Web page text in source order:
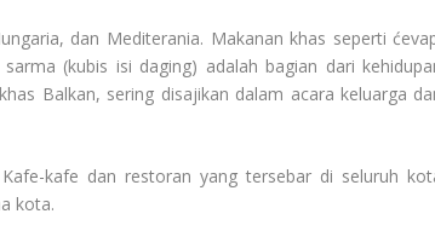
dan Mediterania. Makanan khas seperti
(kubis isi daging) adalah bagian dari
Balkan, sering disajikan dalam acara keluarga
kafe dan restoran yang tersebar di seluruh
kota.